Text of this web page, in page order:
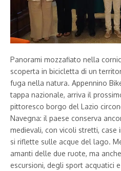
Panorami mozzafiato nella
scoperta in bicicletta di un
fuga nella natura. Appennino
tappa nazionale, arriva il
pittoresco borgo del Lazio
Navegna: il paese conserva
medievali, con vicoli stretti, case
si riflette sulle acque del lago.
amanti delle due ruote, ma
escursioni, degli sport acquatici